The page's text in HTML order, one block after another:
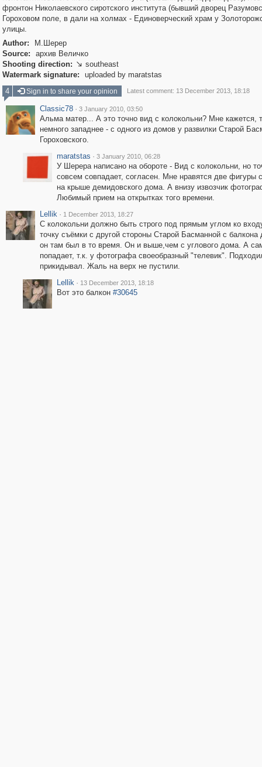
фронтон Николаевского сиротского института (бывший дворец
Гороховом поле, в дали на холмах - Единоверческий храм у
улицы.
Author:
М.Шерер
Source:
архив Величко
Shooting direction:  southeast
Watermark signature:
uploaded by maratstas
4
Sign in to share your opinion Latest comment: 13 December 2013, 18:18
Classic78 · 3 January 2010, 03:50
Альма матер... А это точно вид с колокольни? Мне кажется,
немного западнее - с одного из домов у развилки Старой
Гороховского.
maratstas · 3 January 2010, 06:28
У Шерера написано на обороте - Вид с колокольни, но
совсем совпадает, согласен. Мне нравятся две фигуры
на крыше демидовского дома. А внизу извозчик
Любимый прием на открытках того времени.
Lellik · 1 December 2013, 18:27
С колокольни должно быть строго под прямым углом ко
точку съёмки с другой стороны Старой Басманной с балкона
он там был в то время. Он и выше,чем с углового дома. А
попадает, т.к. у фотографа своеобразный "телевик".
прикидывал. Жаль на верх не пустили.
Lellik · 13 December 2013, 18:18
Вот это балкон #30645